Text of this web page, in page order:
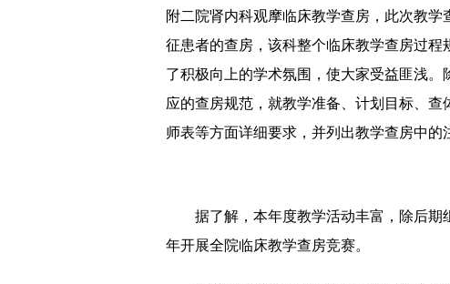
附二院肾内科观摩临床教学查房，此次教
征患者的查房，该科整个临床教学查房过
了积极向上的学术氛围，使大家受益匪浅
应的查房规范，就教学准备、计划目标、
师表等方面详细要求，并列出教学查房中的
据了解，本年度教学活动丰富，除后
年开展全院临床教学查房竞赛。